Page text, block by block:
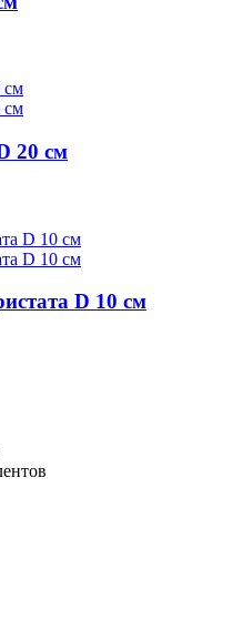
20 см
D 10 см